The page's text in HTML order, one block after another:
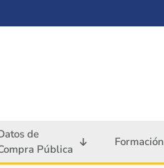
de
Pública
Formación